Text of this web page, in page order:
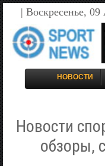
| Воскресенье, 09
НОВОСТИ
Новости
обзоры,